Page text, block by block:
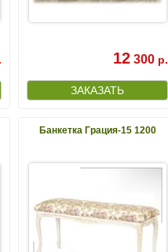
12 300 р.
Банкетка Грация-15 1200